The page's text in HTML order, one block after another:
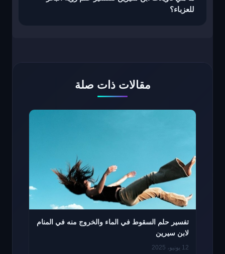
للعزباء؟
مقالات ذات صلة
تفسير حلم السقوط في الماء والخروج منه في المنام
لابن سيرين
12 يونيو، 2025